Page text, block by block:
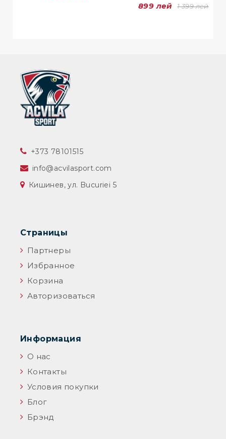
899 лей 1 399 лей
‎+373 78101515
info@acvilasport.com
Кишинев, ул. Bucuriei 5
Страницы
Партнеры
Избранное
Корзина
Авторизоваться
Информация
О нас
Контакты
Условия покупки
Блог
Брэнд